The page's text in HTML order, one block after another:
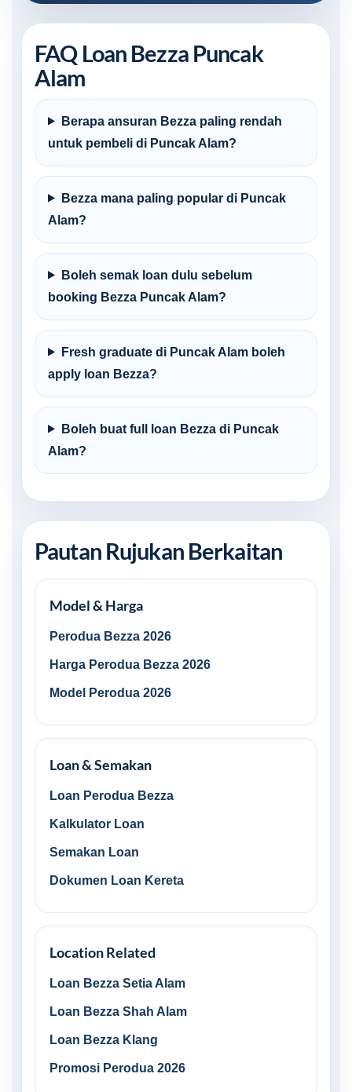
FAQ Loan Bezza Puncak
Alam
Berapa ansuran Bezza paling rendah
untuk pembeli di Puncak Alam?
Bezza mana paling popular di Puncak
Alam?
Boleh semak loan dulu sebelum
booking Bezza Puncak Alam?
Fresh graduate di Puncak Alam boleh
apply loan Bezza?
Boleh buat full loan Bezza di Puncak
Alam?
Pautan Rujukan Berkaitan
Model & Harga
Perodua Bezza 2026
Harga Perodua Bezza 2026
Model Perodua 2026
Loan & Semakan
Loan Perodua Bezza
Kalkulator Loan
Semakan Loan
Dokumen Loan Kereta
Location Related
Loan Bezza Setia Alam
Loan Bezza Shah Alam
Loan Bezza Klang
Promosi Perodua 2026